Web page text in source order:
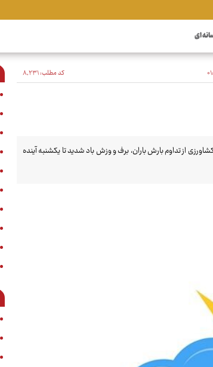
ای
کد مطلب:۸٬۲۳۱
از تداوم بارش باران، برف و وزش باد شدید تا یکشنبه آینده